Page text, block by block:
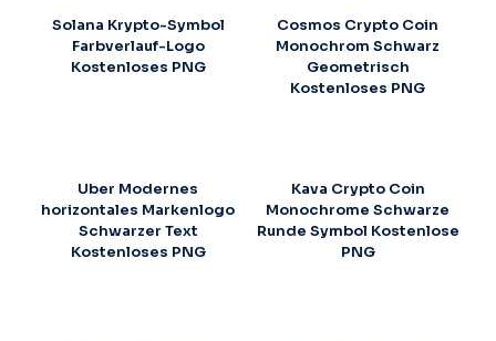
Solana Krypto-Symbol
Farbverlauf-Logo
Kostenloses PNG
Cosmos Crypto Coin
Monochrom Schwarz
Geometrisch
Kostenloses PNG
Uber Modernes
horizontales Markenlogo
Schwarzer Text
Kostenloses PNG
Kava Crypto Coin
Monochrome Schwarze
Runde Symbol Kostenlose
PNG